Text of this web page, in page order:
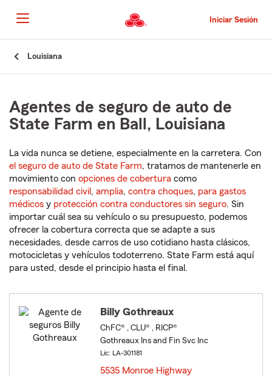
al
contenido
principal
Iniciar Sesión
Louisiana
Agentes de seguro de auto de
State Farm en Ball, Louisiana
La vida nunca se detiene, especialmente en la carretera. Con
el seguro de auto de State Farm, tratamos de mantenerle en
movimiento con opciones de cobertura como
responsabilidad civil , amplia, contra choques, para gastos
médicos y protección contra conductores sin seguro. Sin
importar cuál sea su vehículo o su presupuesto, podemos
ofrecer la cobertura correcta que se adapte a sus
necesidades, desde carros de uso cotidiano hasta clásicos,
motocicletas y vehículos todoterreno. State Farm está aquí
para usted, desde el principio hasta el final.
Billy Gothreaux
ChFC® , CLU® , RICP®
Gothreaux Ins and Fin Svc Inc
Lic: LA-301181
5535 Monroe Highway